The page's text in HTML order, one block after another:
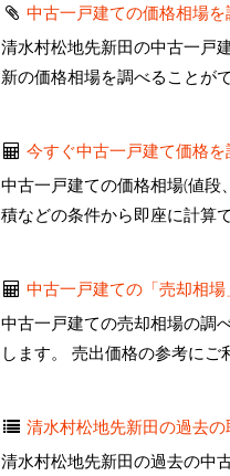
中古一戸建ての価格相場を
清水村松地先新田の中古一戸
新の価格相場を調べることがで
今すぐ中古一戸建て価格を
中古一戸建ての価格相場(値段
積などの条件から即座に計算で
中古一戸建ての「売却相場
中古一戸建ての売却相場の調
します。 売出価格の参考にご
清水村松地先新田の過去
清水村松地先新田の過去の中